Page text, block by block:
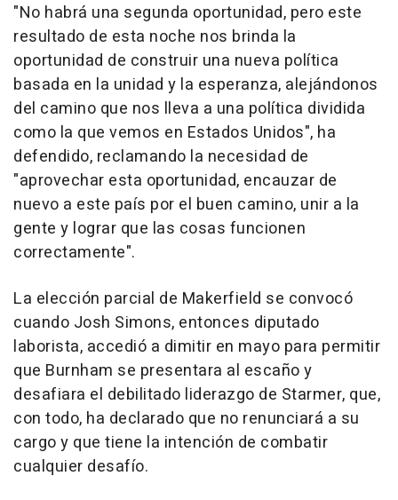
"No habrá una segunda oportunidad, pero este
resultado de esta noche nos brinda la
oportunidad de construir una nueva política
basada en la unidad y la esperanza, alejándonos
del camino que nos lleva a una política dividida
como la que vemos en Estados Unidos", ha
defendido, reclamando la necesidad de
"aprovechar esta oportunidad, encauzar de
nuevo a este país por el buen camino, unir a la
gente y lograr que las cosas funcionen
correctamente".
La elección parcial de Makerfield se convocó
cuando Josh Simons, entonces diputado
laborista, accedió a dimitir en mayo para permitir
que Burnham se presentara al escaño y
desafiara el debilitado liderazgo de Starmer, que,
con todo, ha declarado que no renunciará a su
cargo y que tiene la intención de combatir
cualquier desafío.